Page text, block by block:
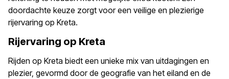
doordachte keuze zorgt voor een veilige en plezierige
rijervaring op Kreta.
Rijervaring op Kreta
Rijden op Kreta biedt een unieke mix van uitdagingen en
plezier, gevormd door de geografie van het eiland en de